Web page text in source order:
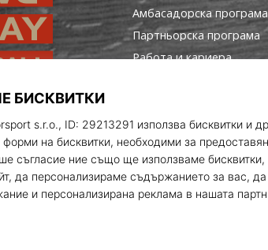
Aмбасадорска програма
Партньорска програма
Работа и кариера